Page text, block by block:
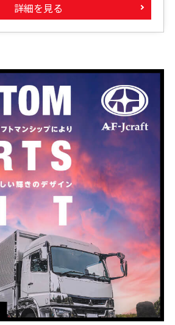
詳細を見る